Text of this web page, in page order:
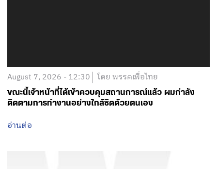
August 7, 2026 - 12:30 โดย พรรคเพื่อไทย
ขณะนี้เจ้าหน้าที่ได้เข้าควบคุมสถานการณ์แล้ว ผมกำลัง
ติดตามการทำงานอย่างใกล้ชิดด้วยตนเอง
อ่านต่อ